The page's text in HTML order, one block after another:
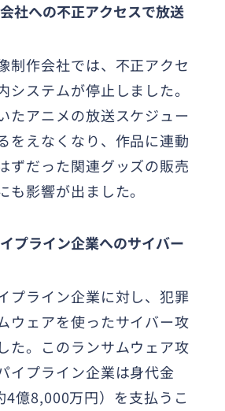
社への不正アクセスで放送
制作会社では、不正アクセ
システムが停止しました。
たアニメの放送スケジュー
をえなくなり、作品に連動
ずだった関連グッズの販売
も影響が出ました。
プライン企業へのサイバー
プライン企業に対し、犯罪
ウェアを使ったサイバー攻
た。このランサムウェア攻
イプライン企業は身代金
4億8,000万円）を支払うこ